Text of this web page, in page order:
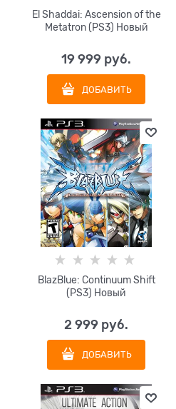
El Shaddai: Ascension of the
Metatron (PS3) Новый
19 999 руб.
ДОБАВИТЬ
BlazBlue: Continuum Shift
(PS3) Новый
2 999 руб.
ДОБАВИТЬ